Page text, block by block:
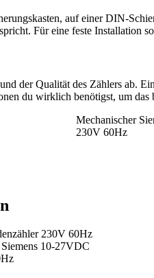
auf einer DIN-
Für eine feste Installation
der Qualität des Zählers ab.
du wirklich benötigst, um das
Mechanischer
230V 60Hz
230V 60Hz
10-27VDC